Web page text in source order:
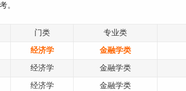
。
门类 专业类
经济学 金融学类
经济学 金融学类
经济学 金融学类